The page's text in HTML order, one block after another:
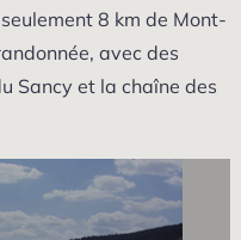
8 km de Mont-
avec des
Sancy et la chaîne des